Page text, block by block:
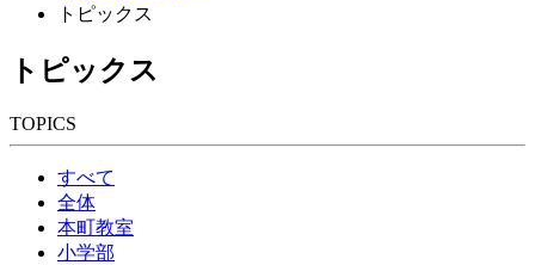
トピックス
トピックス
TOPICS
すべて
全体
本町教室
小学部